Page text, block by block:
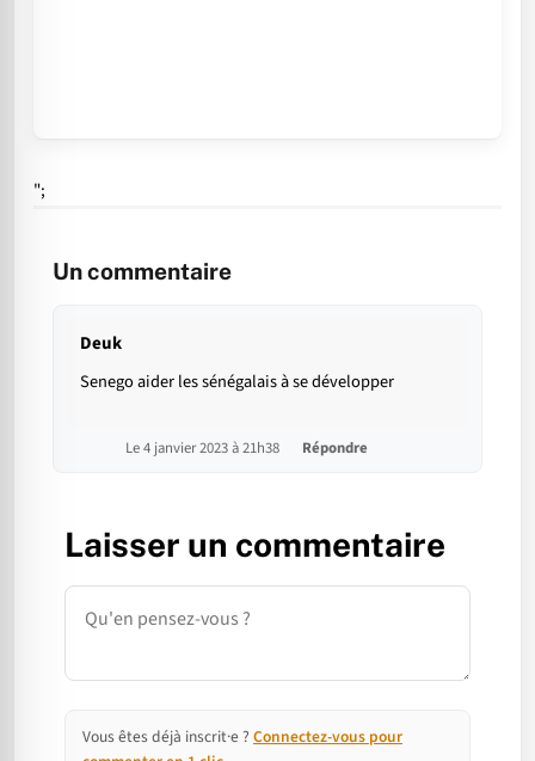
";
Un commentaire
Deuk
Senego aider les sénégalais à se développer
Le 4 janvier 2023 à 21h38 Répondre
Laisser un commentaire
Commentaire
Vous êtes déjà inscrit·e ? Connectez-vous pour